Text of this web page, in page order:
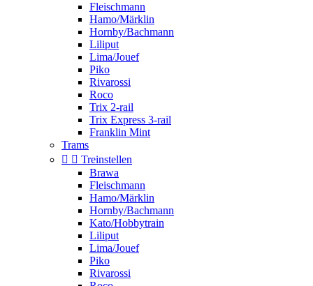
Fleischmann
Hamo/Märklin
Hornby/Bachmann
Liliput
Lima/Jouef
Piko
Rivarossi
Roco
Trix 2-rail
Trix Express 3-rail
Franklin Mint
Trams
  Treinstellen
Brawa
Fleischmann
Hamo/Märklin
Hornby/Bachmann
Kato/Hobbytrain
Liliput
Lima/Jouef
Piko
Rivarossi